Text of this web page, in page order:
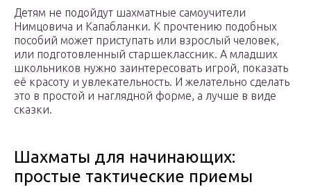
Детям не подойдут шахматные самоучители
Нимцовича и Капабланки. К прочтению подобных
пособий может приступать или взрослый человек,
или подготовленный старшеклассник. А младших
школьников нужно заинтересовать игрой, показать
её красоту и увлекательность. И желательно сделать
это в простой и наглядной форме, а лучше в виде
сказки.
Шахматы для начинающих:
простые тактические приемы